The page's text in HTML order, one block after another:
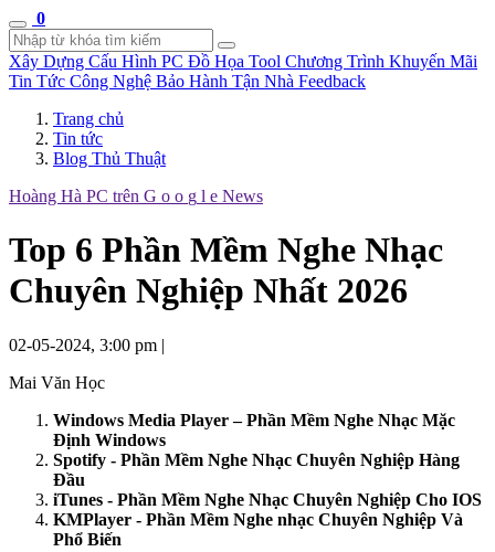
0
Xây Dựng Cấu Hình PC Đồ Họa Tool Chương Trình Khuyến Mãi
Tin Tức Công Nghệ Bảo Hành Tận Nhà Feedback
Trang chủ
Tin tức
Blog Thủ Thuật
Hoàng Hà PC trên G o o g l e News
Top 6 Phần Mềm Nghe Nhạc
Chuyên Nghiệp Nhất 2026
02-05-2024, 3:00 pm |
Mai Văn Học
Windows Media Player – Phần Mềm Nghe Nhạc Mặc
Định Windows
Spotify - Phần Mềm Nghe Nhạc Chuyên Nghiệp Hàng
Đầu
iTunes - Phần Mềm Nghe Nhạc Chuyên Nghiệp Cho IOS
KMPlayer - Phần Mềm Nghe nhạc Chuyên Nghiệp Và
Phổ Biến